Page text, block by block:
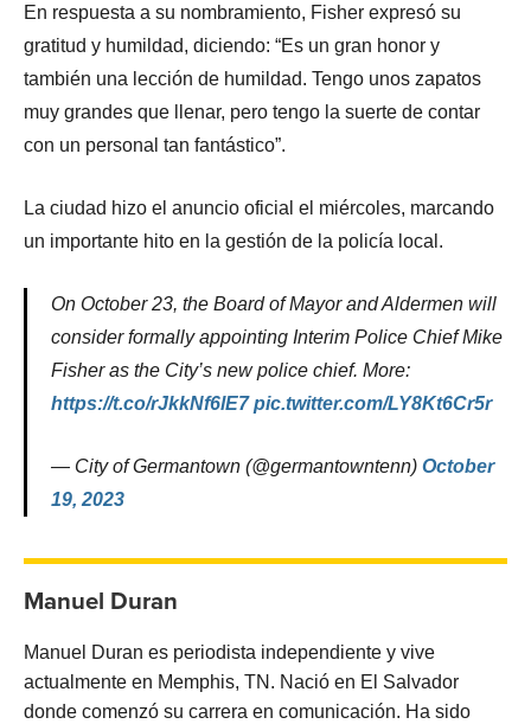
En respuesta a su nombramiento, Fisher expresó su
gratitud y humildad, diciendo: “Es un gran honor y
también una lección de humildad. Tengo unos zapatos
muy grandes que llenar, pero tengo la suerte de contar
con un personal tan fantástico”.
La ciudad hizo el anuncio oficial el miércoles, marcando
un importante hito en la gestión de la policía local.
On October 23, the Board of Mayor and Aldermen will
consider formally appointing Interim Police Chief Mike
Fisher as the City’s new police chief. More:
https://t.co/rJkkNf6lE7 pic.twitter.com/LY8Kt6Cr5r
— City of Germantown (@germantowntenn) October
19, 2023
Manuel Duran
Manuel Duran es periodista independiente y vive
actualmente en Memphis, TN. Nació en El Salvador
donde comenzó su carrera en comunicación. Ha sido